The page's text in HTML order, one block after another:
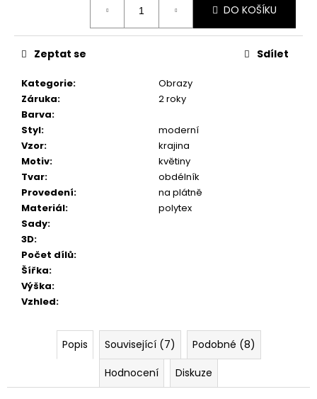
DO KOŠÍKU
Kategorie:
Obrazy
Záruka:
2 roky
Barva:
Styl:
moderní
Vzor:
krajina
Motiv:
květiny
Tvar:
obdélník
Provedení:
na plátně
Materiál:
polytex
Sady:
3D:
Počet dílů:
Šířka:
Výška:
Vzhled:
Zeptat se Sdílet
Popis Související (7)
Podobné (8)
Hodnocení
Diskuze
BRIDGE
598
Kč